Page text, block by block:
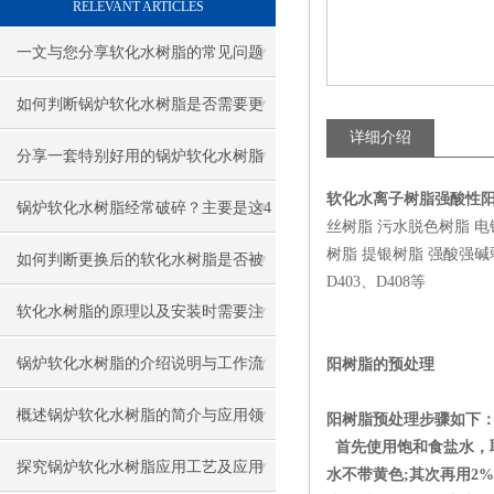
RELEVANT ARTICLES
一文与您分享软化水树脂的常见问题
相应解决方法
如何判断锅炉软化水树脂是否需要更
换
分享一套特别好用的锅炉软化水树脂
更换方法和技巧
锅炉软化水树脂经常破碎？主要是这4
个原因造成的！
如何判断更换后的软化水树脂是否被
污染？
软化水树脂的原理以及安装时需要注
意什么？
锅炉软化水树脂的介绍说明与工作流
程
概述锅炉软化水树脂的简介与应用领
域
探究锅炉软化水树脂应用工艺及应用
详细介绍
软化水离子树脂强酸性
丝树脂 污水脱色树脂
树脂 提银树脂 强酸强碱
D403、D408等
阳树脂的预处理
阳树脂预处理步骤如下
首先使用饱和食盐水
水不带黄色;其次再用